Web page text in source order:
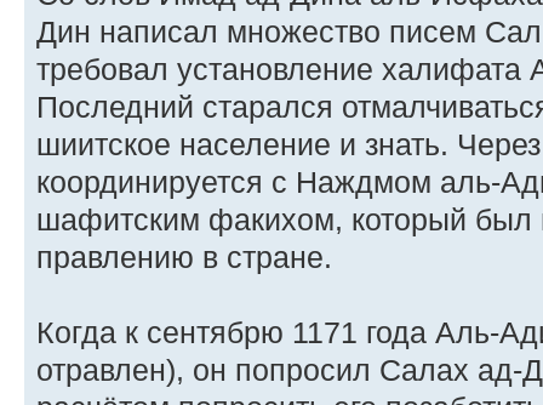
Дин написал множество писем
требовал установление халифата
Последний старался
шиитское население и знать.
координируется с Наждмом аль-
шафитским факихом, который был
правлению в стране.
Когда к сентябрю 1171 года Аль-
отравлен), он попросил Салах ад-